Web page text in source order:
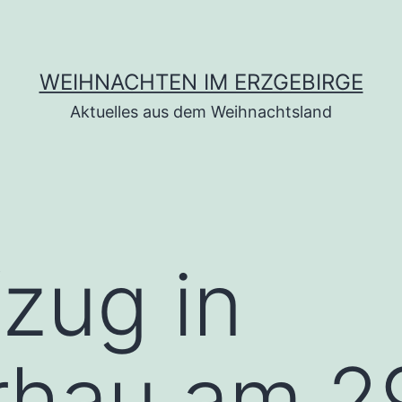
WEIHNACHTEN IM ERZGEBIRGE
Aktuelles aus dem Weihnachtsland
in